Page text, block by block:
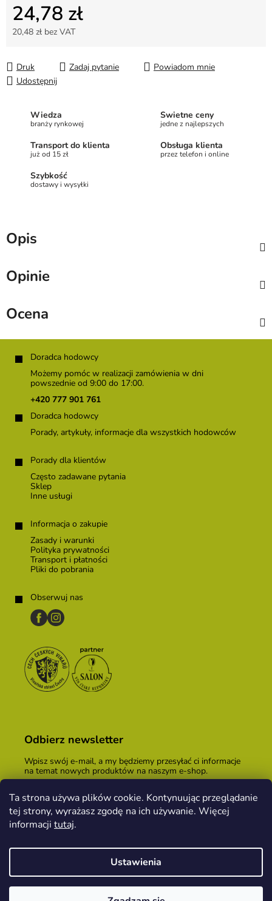
Ta strona używa plików cookie. Kontynuując przeglądanie
tej strony, wyrażasz zgodę na ich używanie. Więcej
informacji tutaj.
Ustawienia
24,78 zł
20,48 zł bez VAT
Druk
Zadaj pytanie
Powiadom mnie
Udostępnij
Wiedza
branży rynkowej
Świetne ceny
jedne z najlepszych
Transport do klienta
już od 15 zł
Obsługa klienta
przez telefon i online
Szybkość
dostawy i wysyłki
Opis
Opinie
Ocena
Doradca hodowcy
Możemy pomóc w realizacji zamówienia w dni
powszednie od 9:00 do 17:00.
+420 777 901 761
Doradca hodowcy
Porady, artykuły, informacje dla wszystkich hodowców
Porady dla klientów
Często zadawane pytania
Sklep
Inne usługi
Informacja o zakupie
Zasady i warunki
Polityka prywatności
Transport i płatności
Pliki do pobrania
Obserwuj nas
Odbierz newsletter
Wpisz swój e-mail, a my będziemy przesyłać ci informacje
na temat nowych produktów na naszym e-shop.
Podając adres e-mail, zgadzasz się zwarunkami
handlowymi
ZALOGUJ SIĘ
Opracował Shoptet&PekneWeby